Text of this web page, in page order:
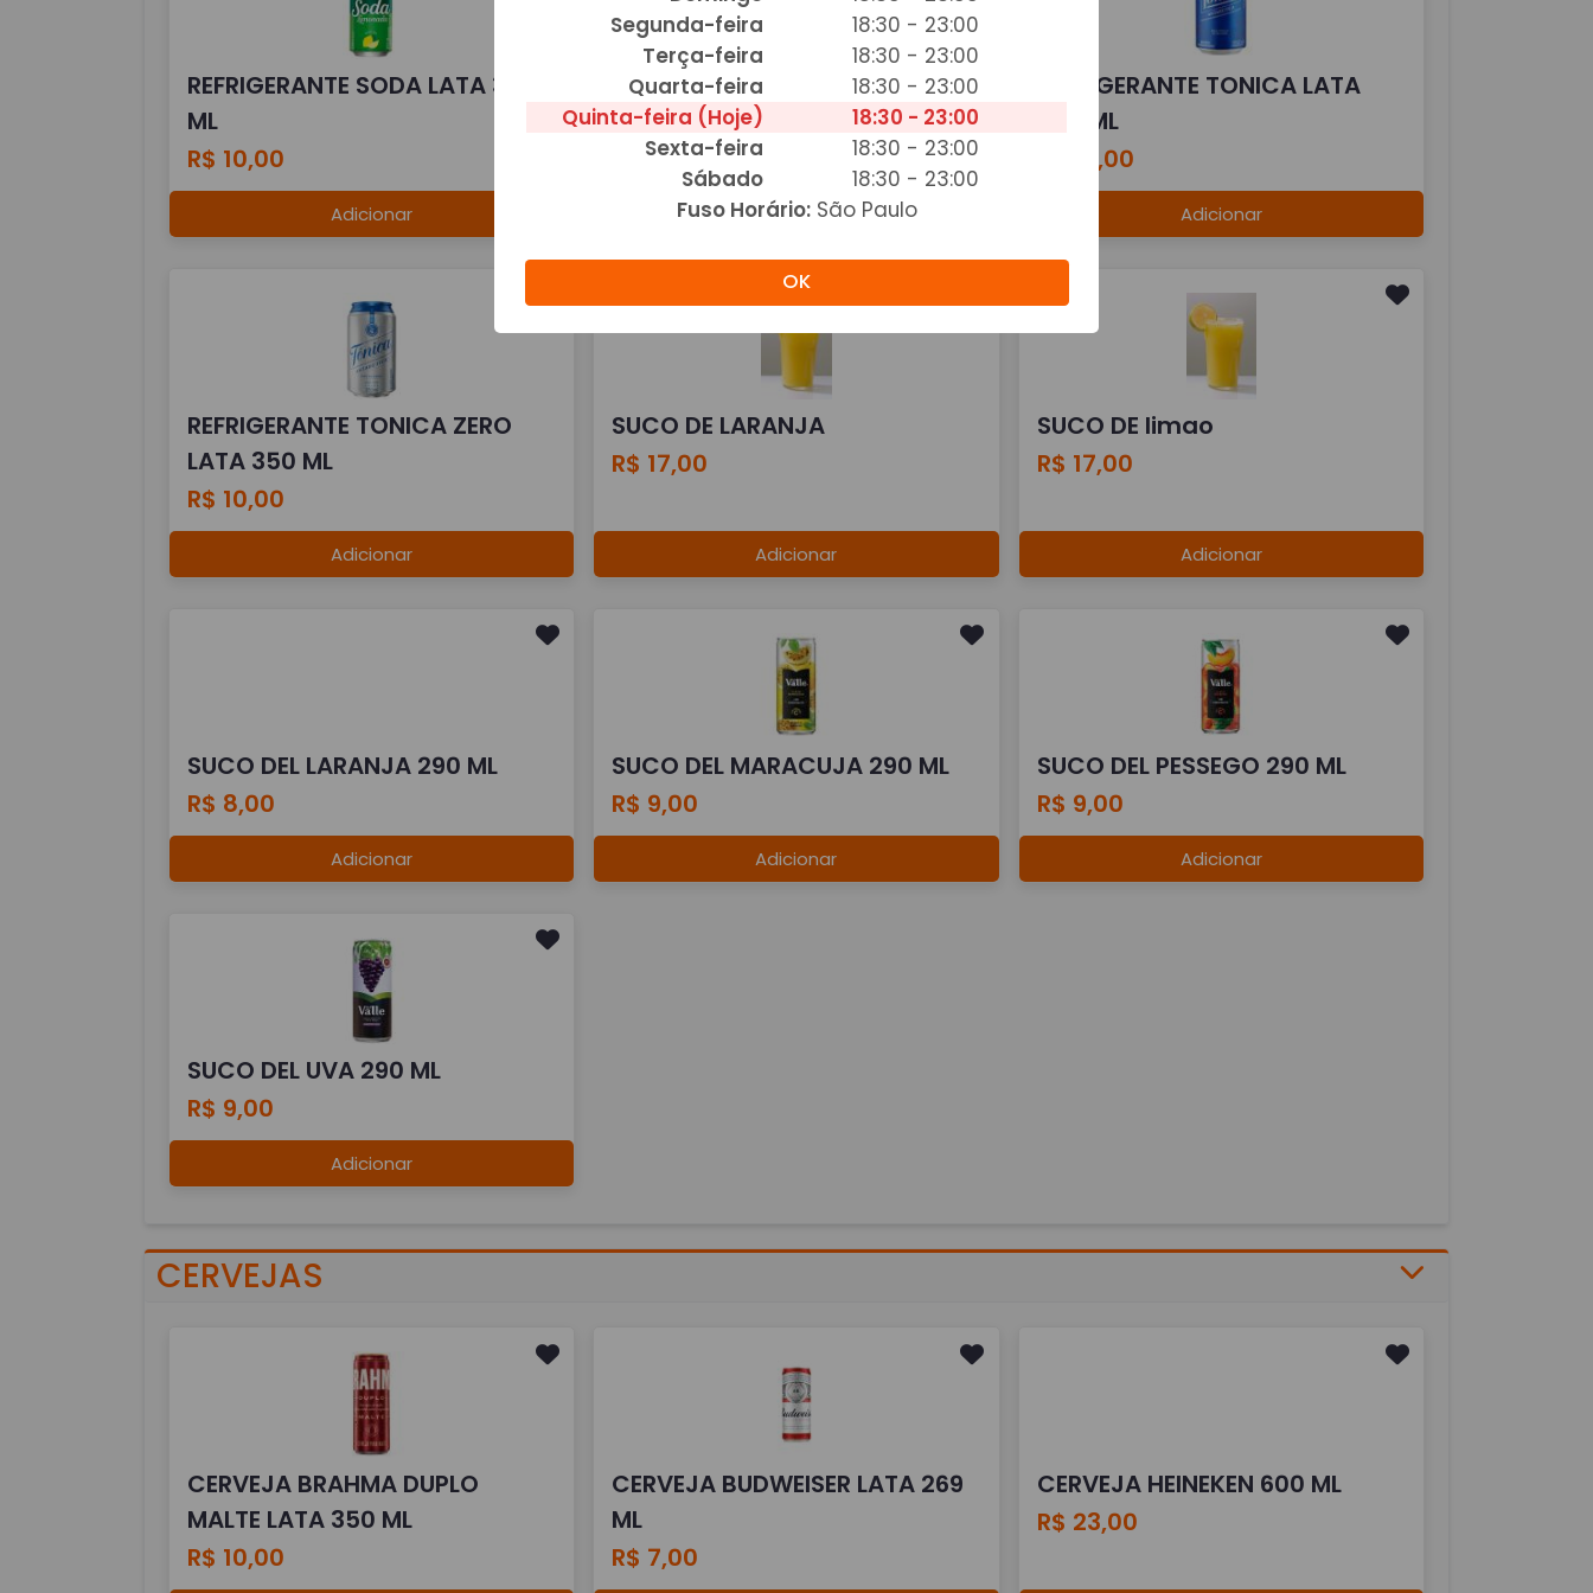
REFRIGERANTE SODA LATA 350
ML
R$ 10,00
Adicionar
REFRIGERANTE SPRITE LATA 350
ML
R$ 10,00
Adicionar
REFRIGERANTE TONICA LATA
350 ML
R$ 10,00
Adicionar
REFRIGERANTE TONICA ZERO
LATA 350 ML
R$ 10,00
Adicionar
SUCO DE LARANJA
R$ 17,00
Adicionar
SUCO DE limao
R$ 17,00
Adicionar
SUCO DEL LARANJA 290 ML
R$ 8,00
Adicionar
SUCO DEL MARACUJA 290 ML
R$ 9,00
Adicionar
SUCO DEL PESSEGO 290 ML
R$ 9,00
Adicionar
SUCO DEL UVA 290 ML
R$ 9,00
Adicionar
CERVEJAS
CERVEJA BRAHMA DUPLO
MALTE LATA 350 ML
R$ 10,00
CERVEJA BUDWEISER LATA 269
ML
R$ 7,00
CERVEJA HEINEKEN 600 ML
R$ 23,00
Segunda-feira
18:30 - 23:00
Terça-feira
18:30 - 23:00
Quarta-feira
18:30 - 23:00
Quinta-feira (Hoje)
18:30 - 23:00
Sexta-feira
18:30 - 23:00
Sábado
18:30 - 23:00
Fuso Horário:São Paulo
OK